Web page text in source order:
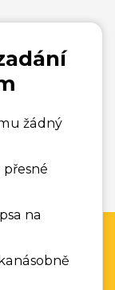
žádný
na